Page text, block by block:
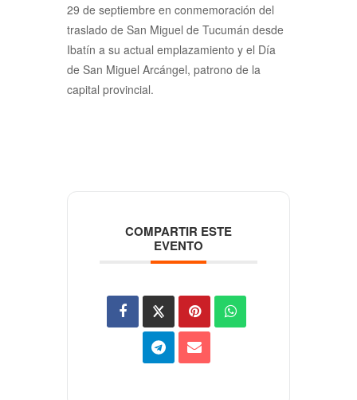
29 de septiembre en conmemoración del
traslado de San Miguel de Tucumán desde
Ibatín a su actual emplazamiento y el Día
de San Miguel Arcángel, patrono de la
capital provincial.
COMPARTIR ESTE
EVENTO